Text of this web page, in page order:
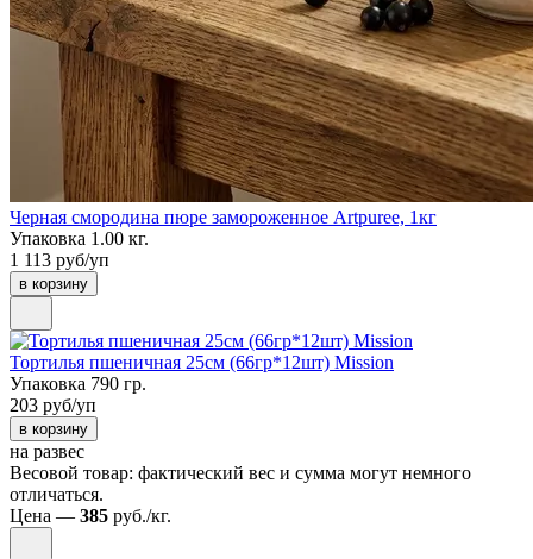
Черная смородина пюре замороженное Artpuree, 1кг
Упаковка 1.00 кг.
1 113 руб/уп
в корзину
Тортилья пшеничная 25см (66гр*12шт) Mission
Упаковка 790 гр.
203 руб/уп
в корзину
на развес
Весовой товар: фактический вес и сумма могут немного
отличаться.
Цена — 385 руб./кг.